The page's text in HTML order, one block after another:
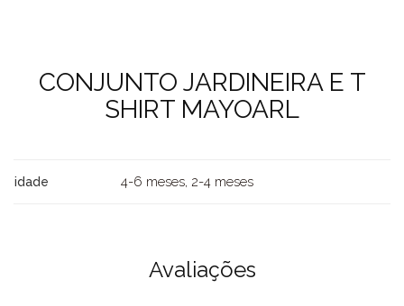
CONJUNTO JARDINEIRA E T
SHIRT MAYOARL
idade 4-6 meses, 2-4 meses
Avaliações